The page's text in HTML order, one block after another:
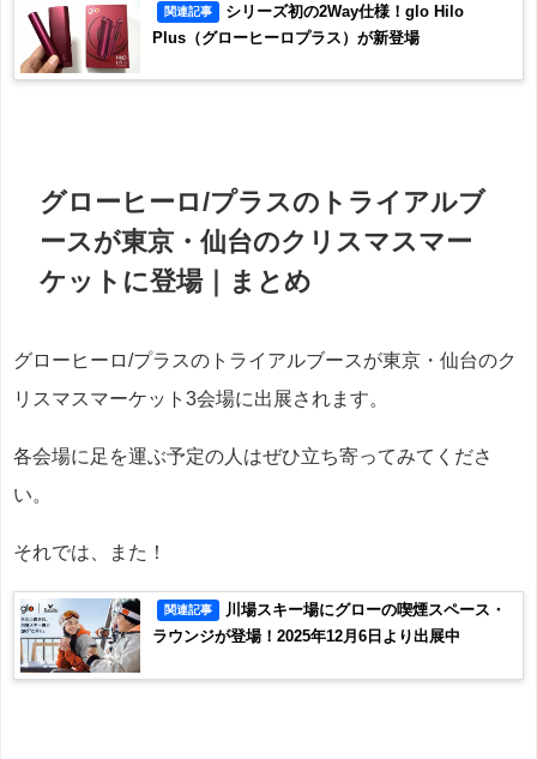
関連記事
シリーズ初の2Way仕様！glo Hilo
Plus（グローヒーロプラス）が新登場
グローヒーロ/プラスのトライアルブ
ースが東京・仙台のクリスマスマー
ケットに登場｜まとめ
グローヒーロ/プラスのトライアルブースが東京・仙台のク
リスマスマーケット3会場に出展されます。
各会場に足を運ぶ予定の人はぜひ立ち寄ってみてくださ
い。
それでは、また！
関連記事
川場スキー場にグローの喫煙スペース・
ラウンジが登場！2025年12月6日より出展中